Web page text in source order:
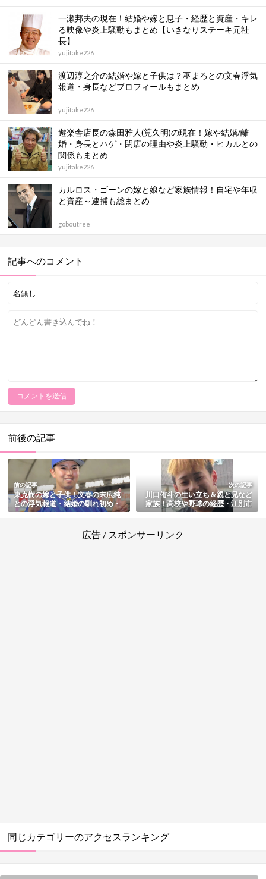
一瀬邦夫の現在！結婚や嫁と息子・経歴と資産・キレ
る映像や炎上騒動もまとめ【いきなりステーキ元社
長】
yujitake226
渡辺淳之介の結婚や嫁と子供は？巫まろとの文春浮気
報道・身長などプロフィールもまとめ
yujitake226
遊楽舎店長の森田雅人(筧久明)の現在！嫁や結婚/離
婚・身長とハゲ・閉店の理由や炎上騒動・ヒカルとの
関係もまとめ
yujitake226
カルロス・ゴーンの嫁と娘など家族情報！自宅や年収
と資産～逮捕も総まとめ
goboutree
記事へのコメント
前後の記事
前の記事
東克樹の嫁と子供！文春の末広純
との浮気報道・結婚の馴れ初め・
離婚の有無もまとめ
次の記事
川口侑斗の生い立ち＆親と兄など
家族！高校や野球の経歴・江別市
の長谷知哉さん殺人事件の動機も
広告 / スポンサーリンク
同じカテゴリーのアクセスランキング